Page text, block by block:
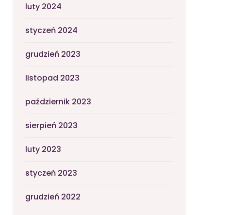
luty 2024
styczeń 2024
grudzień 2023
listopad 2023
październik 2023
sierpień 2023
luty 2023
styczeń 2023
grudzień 2022